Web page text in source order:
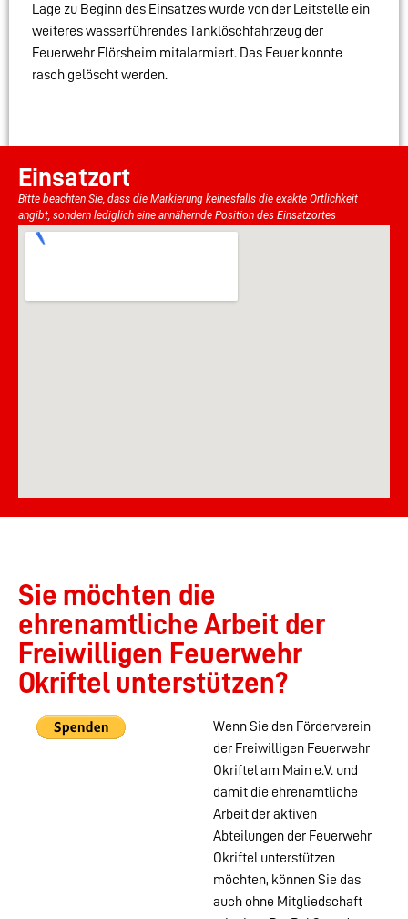
Lage zu Beginn des Einsatzes wurde von der Leitstelle ein
weiteres wasserführendes Tanklöschfahrzeug der
Feuerwehr Flörsheim mitalarmiert. Das Feuer konnte
rasch gelöscht werden.
Einsatzort
Bitte beachten Sie, dass die Markierung keinesfalls die exakte Örtlichkeit
angibt, sondern lediglich eine annähernde Position des Einsatzortes
Sie möchten die
ehrenamtliche Arbeit der
Freiwilligen Feuerwehr
Okriftel unterstützen?
Wenn Sie den Förderverein
der Freiwilligen Feuerwehr
Okriftel am Main e.V. und
damit die ehrenamtliche
Arbeit der aktiven
Abteilungen der Feuerwehr
Okriftel unterstützen
möchten, können Sie das
auch ohne Mitgliedschaft